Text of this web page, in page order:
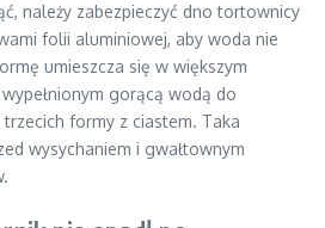
należy zabezpieczyć dno tortownicy
folii aluminiowej, aby woda nie
umieszcza się w większym
gorącą wodą do
formy z ciastem. Taka
wysychaniem i gwałtownym